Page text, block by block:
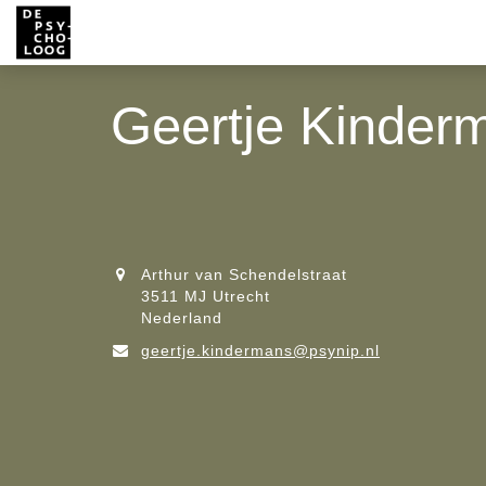
Geertje
Arthur van Schendelstraat
3511 MJ Utrecht
Nederland
geertje.kindermans@psynip.nl